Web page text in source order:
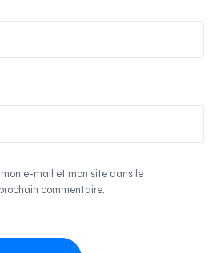
e-mail et mon site dans le
commentaire.